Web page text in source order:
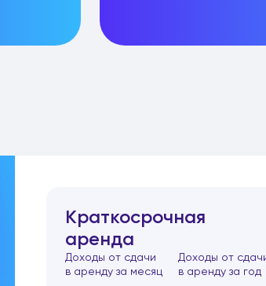
Краткосрочная
аренда
Доходы от сдачи
в аренду за месяц
Доходы от
в аренду за год